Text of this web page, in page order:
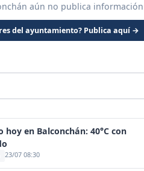
aún no publica
del ayuntamiento? Publica aquí →
hoy en Balconchán: 40°C con
23/07 08:30